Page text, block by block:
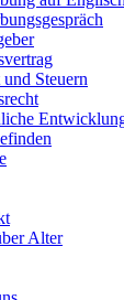
Steuern
Alter